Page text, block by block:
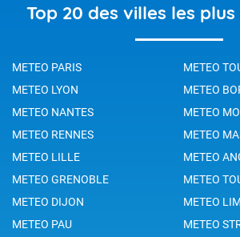
Top 20 des villes les
METEO PARIS
METEO
METEO LYON
METEO
METEO NANTES
METEO
METEO RENNES
METEO
METEO LILLE
METEO
METEO GRENOBLE
METEO
METEO DIJON
METEO
METEO PAU
METEO